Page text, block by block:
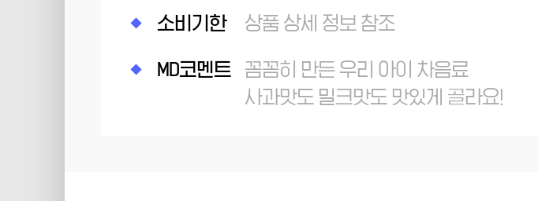
소비기한 상품 상세 정보 참조
MD코멘트
꼼꼼히 만든 우리 아이 차음료
사과맛도 밀크맛도 맛있게 골라요!